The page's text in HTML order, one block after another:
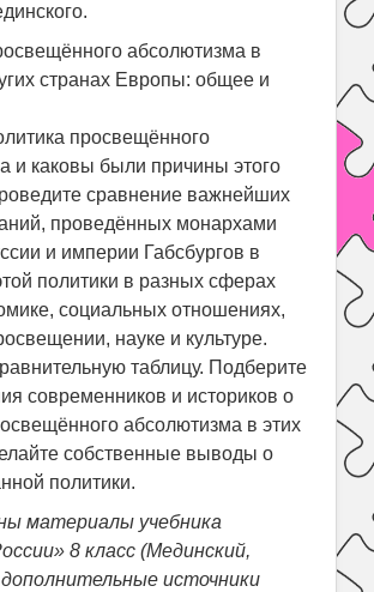
абсолютизма в
странах Европы: общее и
просвещённого
и каковы были причины этого
сравнение важнейших
проведённых монархами
и империи Габсбургов в
политики в разных сферах
социальных отношениях,
науке и культуре.
таблицу. Подберите
современников и историков о
абсолютизма в этих
собственные выводы о
политики.
материалы учебника
8 класс (Мединский,
дополнительные источники